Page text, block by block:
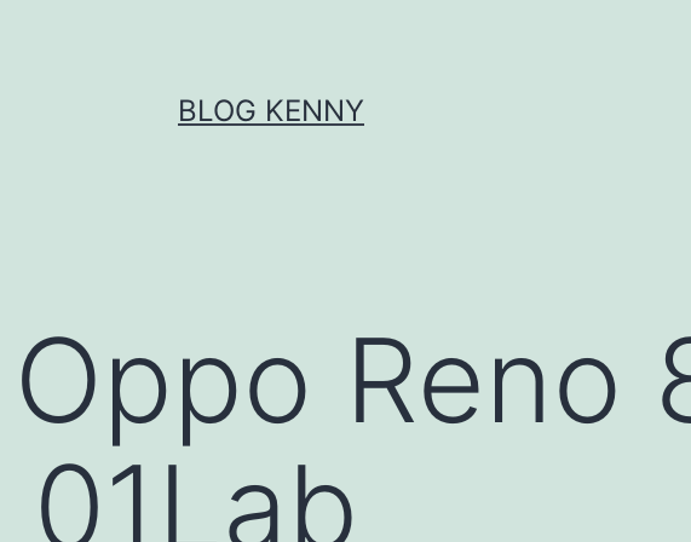
BLOG KENNY
Reno
01Lab